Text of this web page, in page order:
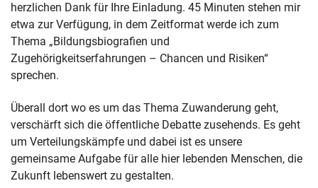
herzlichen Dank für Ihre Einladung. 45 Minuten stehen mir
etwa zur Verfügung, in dem Zeitformat werde ich zum
Thema „Bildungsbiografien und
Zugehörigkeitserfahrungen – Chancen und Risiken“
sprechen.
Überall dort wo es um das Thema Zuwanderung geht,
verschärft sich die öffentliche Debatte zusehends. Es geht
um Verteilungskämpfe und dabei ist es unsere
gemeinsame Aufgabe für alle hier lebenden Menschen, die
Zukunft lebenswert zu gestalten.